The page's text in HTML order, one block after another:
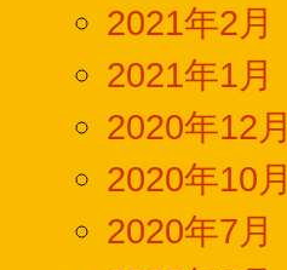
2021年2月
2021年1月
2020年12月
2020年10月
2020年7月